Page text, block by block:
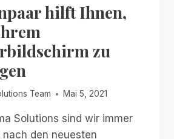
hilft Ihnen,
zu
Team Mai 5, 2021
Solutions sind wir immer
den neuesten